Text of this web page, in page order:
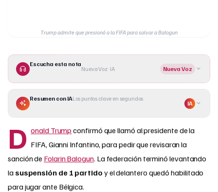
Trump admite que presionó a la FIFA para salvar a Balogun
Escucha esta nota
Nueva Voz · IA Nueva Voz
Resumen con IALos puntos clave en segundos
IA
D onald Trump confirmó que llamó al presidente de la
FIFA, Gianni Infantino, para pedir que revisaran la
sanción de Folarin Balogun. La federación terminó levantando
lasuspensión de 1 partido y el delantero quedó habilitado
para jugar ante Bélgica.